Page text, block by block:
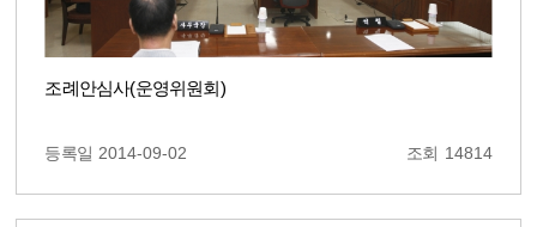
조례안심사(운영위원회)
등록일 2014-09-02 조회 14814